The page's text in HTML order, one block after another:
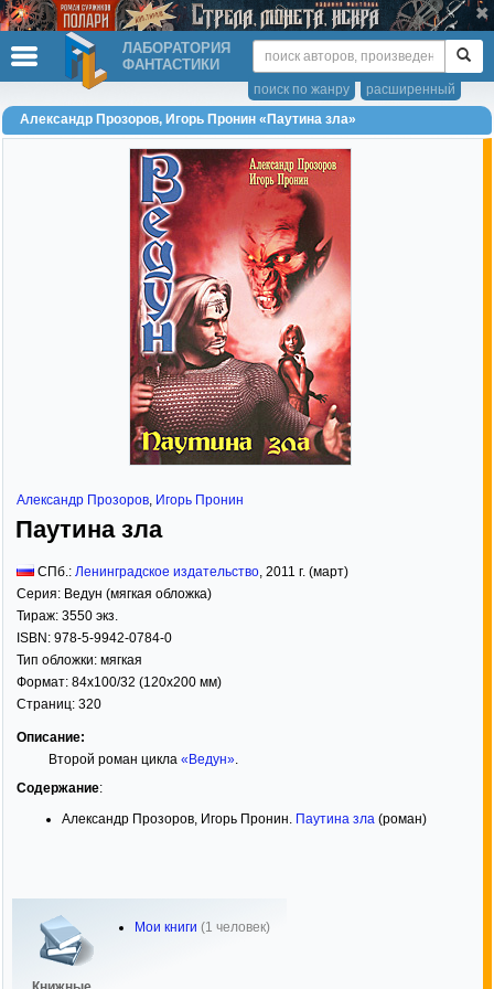
ЛАБОРАТОРИЯ
ФАНТАСТИКИ
расширенный
поиск по жанру
Александр Прозоров, Игорь Пронин «Паутина зла»
Александр Прозоров, Игорь Пронин
Паутина зла
СПб.: Ленинградское издательство, 2011 г. (март)
Серия: Ведун (мягкая обложка)
Тираж: 3550 экз.
ISBN: 978-5-9942-0784-0
Тип обложки: мягкая
Формат: 84x100/32 (120x200 мм)
Страниц: 320
Описание:
Второй роман цикла «Ведун».
Содержание:
Александр Прозоров, Игорь Пронин. Паутина зла (роман)
Мои книги (1 человек)